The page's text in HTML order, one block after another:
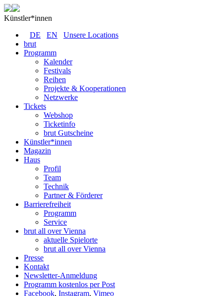
Künstler*innen
DE
EN
Unsere Locations
brut
Programm
Kalender
Festivals
Reihen
Projekte & Kooperationen
Netzwerke
Tickets
Webshop
Ticketinfo
brut Gutscheine
Künstler*innen
Magazin
Haus
Profil
Team
Technik
Partner & Förderer
Barrierefreiheit
Programm
Service
brut all over Vienna
aktuelle Spielorte
brut all over Vienna
Presse
Kontakt
Newsletter-Anmeldung
Programm kostenlos per Post
Facebook, Instagram, Vimeo